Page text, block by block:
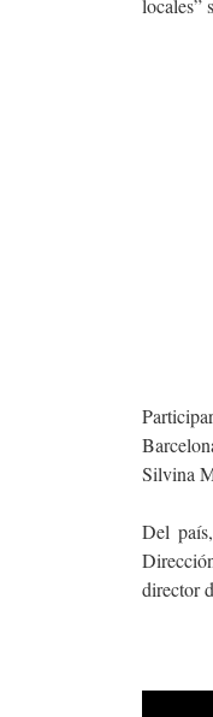
locales”
Silvina
Del
director